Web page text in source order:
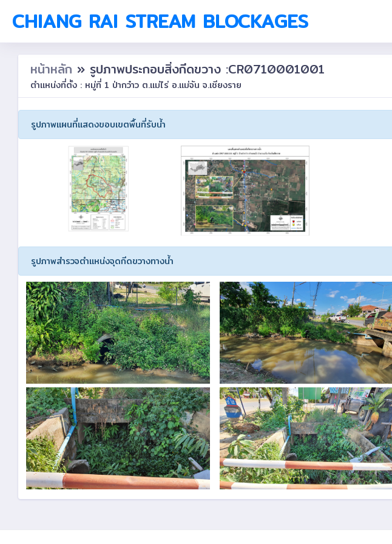
CHIANG RAI STREAM BLOCKAGES
หน้าหลัก » รูปภาพประกอบสิ่งกีดขวาง :CR0710001001
ตำแหน่งที่ตั้ง : หมู่ที่ 1 ป่ากว๋าว ต.แม่ไร่ อ.แม่จัน จ.เชียงราย
รูปภาพแผนที่แสดงขอบเขตพื้นที่รับน้ำ
รูปภาพสำรวจตำแหน่งจุดกีดขวางทางน้ำ